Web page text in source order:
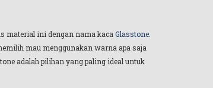
material ini dengan nama kaca Glasstone.
mau menggunakan warna apa saja
adalah pilihan yang paling ideal untuk